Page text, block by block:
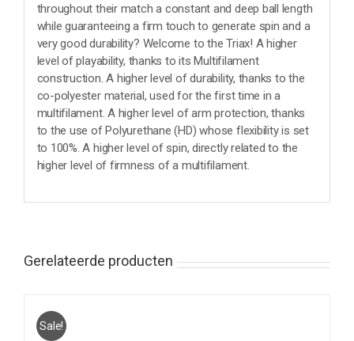
throughout their match a constant and deep ball length
while guaranteeing a firm touch to generate spin and a
very good durability? Welcome to the Triax! A higher
level of playability, thanks to its Multifilament
construction. A higher level of durability, thanks to the
co-polyester material, used for the first time in a
multifilament. A higher level of arm protection, thanks
to the use of Polyurethane (HD) whose flexibility is set
to 100%. A higher level of spin, directly related to the
higher level of firmness of a multifilament.
Gerelateerde producten
Sale!